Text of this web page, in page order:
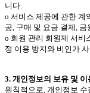
니다.
ο 서비스 제공에 관한 계
공, 구매 및 요금 결제,
ο 회원 관리 회원제 서비
정 이용 방지와 비인가
3. 개인정보의 보유 및 이
원칙적으로, 개인정보